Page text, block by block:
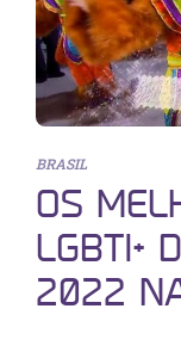
BRASIL
OS
LGBTI+
2022